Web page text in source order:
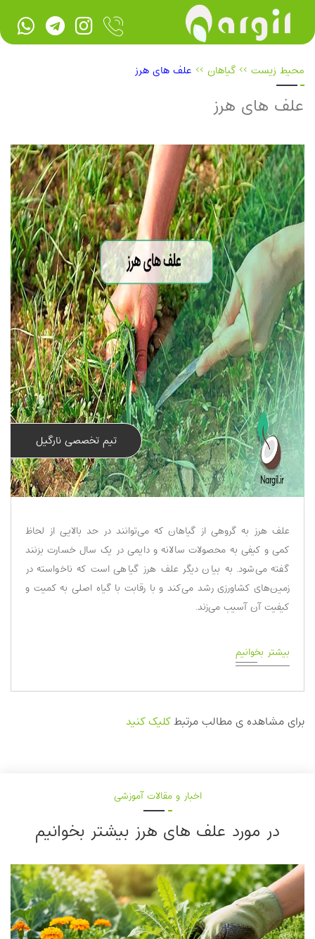
محیط زیست >> گیاهان >> علف های هرز
علف های هرز
تیم تخصصی نارگیل
علف هرز به گروهی از گیاهان که می‌توانند در حد بالایی از لحاظ
کمی و کیفی به محصولات سالانه و دایمی در یک سال خسارت بزنند
گفته می‌شود. به بیان دیگر علف هرز گیاهی است که ناخواسته در
زمین‌های کشاورزی رشد می‌کند و با رقابت با گیاه اصلی به کمیت و
کیفیت آن آسیب می‌زند.
بیشتر بخوانیم
برای مشاهده ی مطالب مرتبطکلیک کنید
اخبار و مقالات آموزشی
در مورد علف های هرز بیشتر بخوانیم